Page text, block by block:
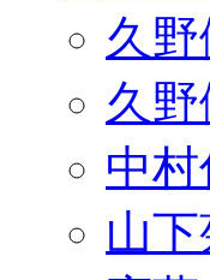
久
久
中
山